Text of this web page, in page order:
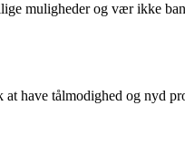
muligheder og vær ikke
have tålmodighed og nyd